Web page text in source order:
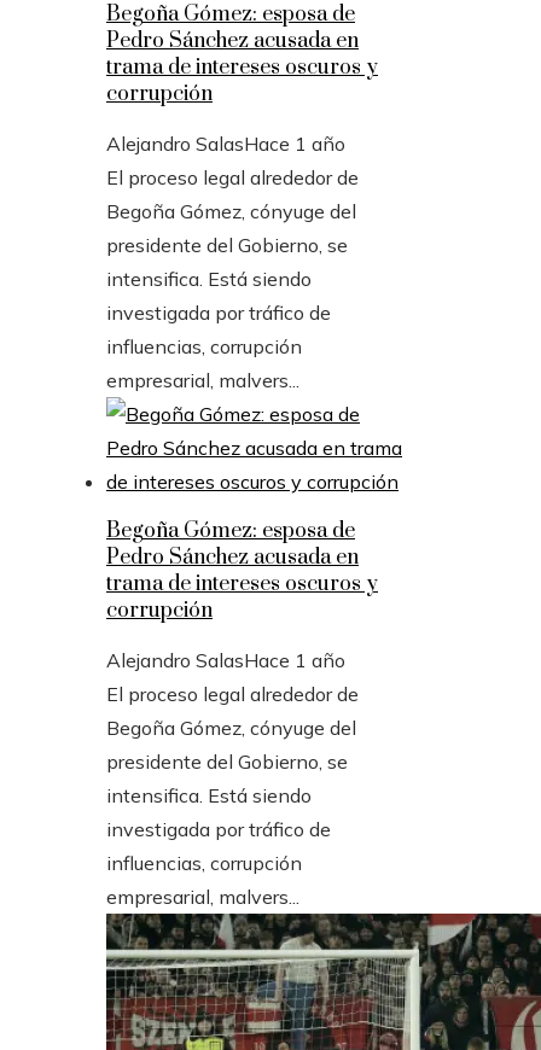
Begoña Gómez: esposa de
Pedro Sánchez acusada en
trama de intereses oscuros y
corrupción
Alejandro SalasHace 1 año
El proceso legal alrededor de
Begoña Gómez, cónyuge del
presidente del Gobierno, se
intensifica. Está siendo
investigada por tráfico de
influencias, corrupción
empresarial, malvers...
Begoña Gómez: esposa de
Pedro Sánchez acusada en
trama de intereses oscuros y
corrupción
Alejandro SalasHace 1 año
El proceso legal alrededor de
Begoña Gómez, cónyuge del
presidente del Gobierno, se
intensifica. Está siendo
investigada por tráfico de
influencias, corrupción
empresarial, malvers...